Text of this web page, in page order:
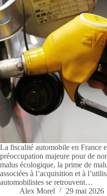
La fiscalité automobile en France
préoccupation majeure pour de
malus écologique, la prime de
associées à l’acquisition et à
automobilistes se retrouvent…
Alex Morel
29 mai 2026